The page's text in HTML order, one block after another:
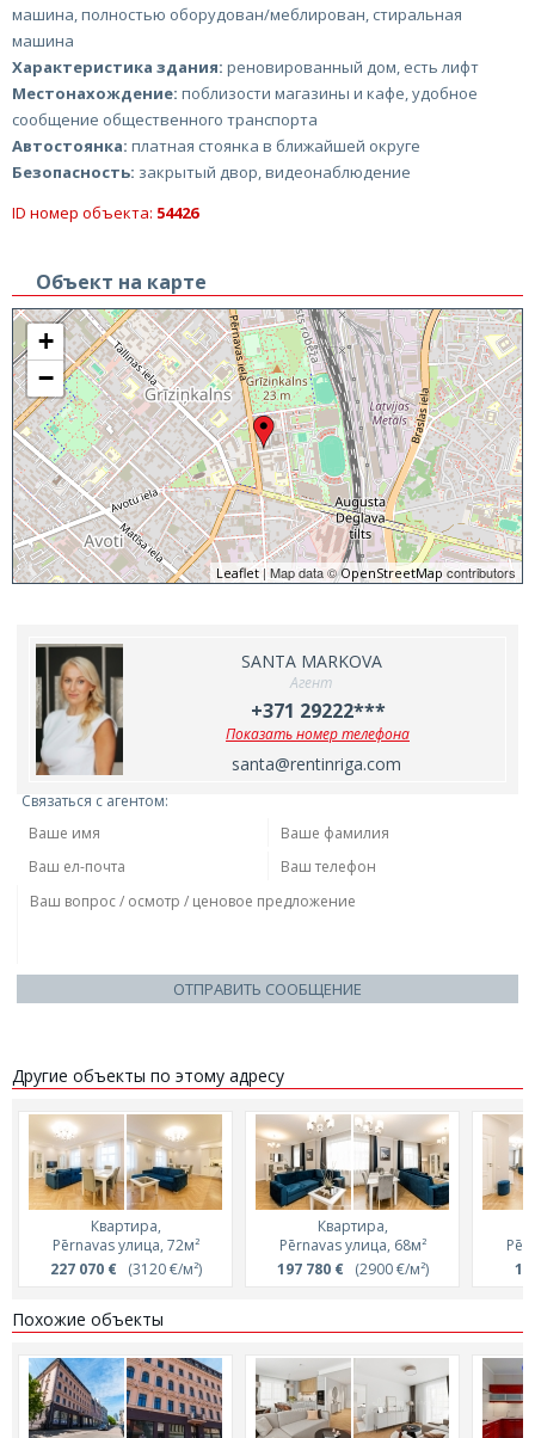
машина, полностью оборудован/меблирован, стиральная
машина
Характеристика здания: реновированный дом, есть лифт
Местонахождение: поблизости магазины и кафе, удобное
сообщение общественного транспорта
Автостоянка: платная стоянка в ближайшей округе
Безопасность: закрытый двор, видеонаблюдение
ID номер объекта: 54426
Объект на карте
+
−
Leaflet | Map data ©OpenStreetMap contributors
SANTA MARKOVA
Агент
+371 29222***
Показать номер телефона
santa@rentinriga.com
Связаться с агентом:
ОТПРАВИТЬ СООБЩЕНИЕ
Другие объекты по этому адресу
Квартира,
Pērnavas улица, 72м²
227 070 €(3120 €/м²)
Квартира,
Pērnavas улица, 68м²
197 780 €(2900 €/м²)
1
Похожие объекты